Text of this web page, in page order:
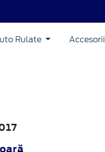
Rulate Accesorii